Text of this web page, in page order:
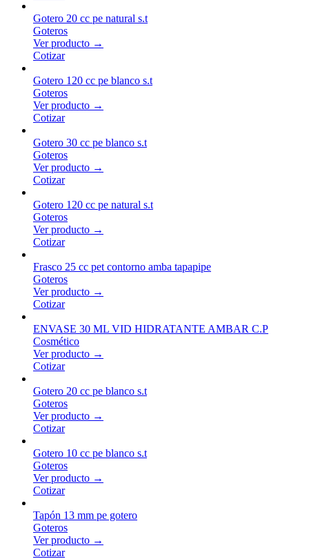
Gotero 20 cc pe natural s.t
Goteros
Ver producto →
Cotizar
Gotero 120 cc pe blanco s.t
Goteros
Ver producto →
Cotizar
Gotero 30 cc pe blanco s.t
Goteros
Ver producto →
Cotizar
Gotero 120 cc pe natural s.t
Goteros
Ver producto →
Cotizar
Frasco 25 cc pet contorno amba tapapipe
Goteros
Ver producto →
Cotizar
ENVASE 30 ML VID HIDRATANTE AMBAR C.P
Cosmético
Ver producto →
Cotizar
Gotero 20 cc pe blanco s.t
Goteros
Ver producto →
Cotizar
Gotero 10 cc pe blanco s.t
Goteros
Ver producto →
Cotizar
Tapón 13 mm pe gotero
Goteros
Ver producto →
Cotizar